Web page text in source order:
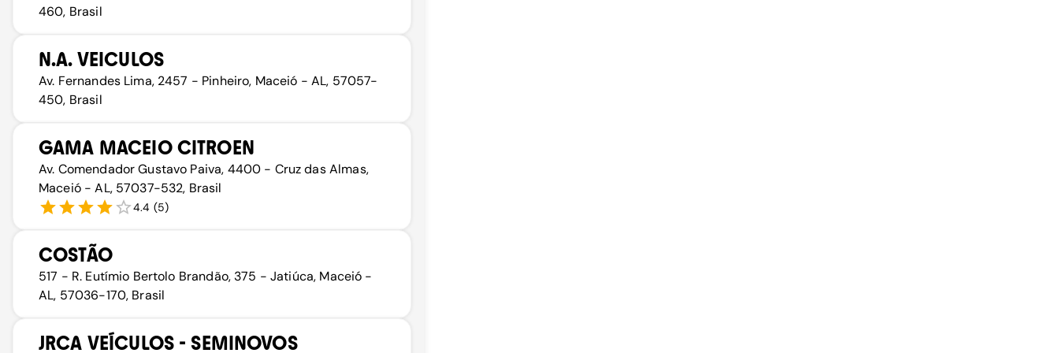
460, Brasil
N.A. VEICULOS
Av. Fernandes Lima, 2457 - Pinheiro, Maceió - AL, 57057-
450, Brasil
GAMA MACEIO CITROEN
Av. Comendador Gustavo Paiva, 4400 - Cruz das Almas,
Maceió - AL, 57037-532, Brasil
4.4 (5)
COSTÃO
517 - R. Eutímio Bertolo Brandão, 375 - Jatiúca, Maceió -
AL, 57036-170, Brasil
JRCA VEÍCULOS - SEMINOVOS